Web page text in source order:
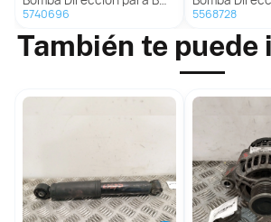
5740696 5568728
También te puede